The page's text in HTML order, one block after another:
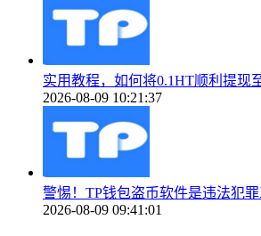
实用教程，如何将0.1HT顺利提现
2026-08-09 10:21:37
警惕！TP钱包盗币软件是违法犯
2026-08-09 09:41:01